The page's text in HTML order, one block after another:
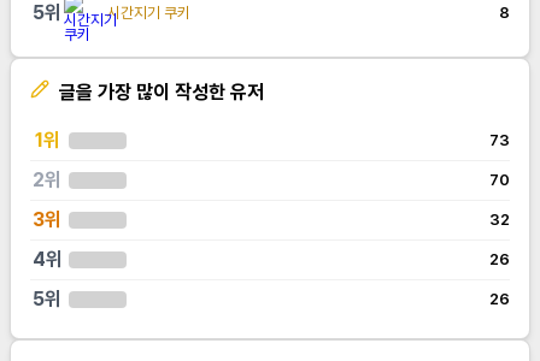
5위 시간지기 쿠키 8
글을 가장 많이 작성한 유저
1위 73
2위 70
3위 32
4위 26
5위 26